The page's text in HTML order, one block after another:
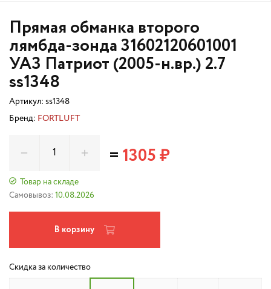
Прямая обманка второго
лямбда-зонда 31602120601001
УАЗ Патриот (2005-н.вр.) 2.7
ss1348
Артикул: ss1348
Бренд: FORTLUFT
Товар на складе
Самовывоз: 10.08.2026
=1305 ₽
В корзину
Скидка за количество